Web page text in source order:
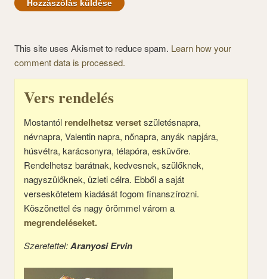
This site uses Akismet to reduce spam. Learn how your
comment data is processed.
Vers rendelés
Mostantól rendelhetsz versetszületésnapra,
névnapra, Valentin napra, nőnapra, anyák napjára,
húsvétra, karácsonyra, télapóra, esküvőre.
Rendelhetsz barátnak, kedvesnek, szülőknek,
nagyszülőknek, üzleti célra. Ebből a saját
verseskötetem kiadását fogom finanszírozni.
Köszönettel és nagy örömmel várom a
megrendeléseket.
Szeretettel:Aranyosi Ervin